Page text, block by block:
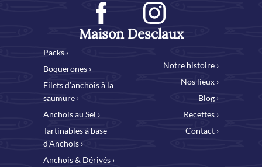
Maison Desclaux
Packs ›
Boquerones ›
Filets d’anchois à la
saumure ›
Anchois au Sel ›
Tartinables à base
d’Anchois ›
Anchois & Dérivés ›
Notre histoire ›
Nos lieux ›
Blog ›
Recettes ›
Contact ›